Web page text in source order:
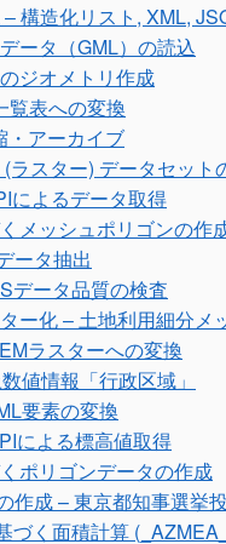
構造化リスト, XML,
ータ（GML）の読込
ジオメトリ作成
覧表への変換
・アーカイブ
ラスター) データセット
によるデータ取得
メッシュポリゴンの作
ータ抽出
データ品質の検査
ー化 – 土地利用細分メ
ラスターへの変換
値情報「行政区域」
要素の変換
による標高値取得
ポリゴンデータの作成
作成 – 東京都知事選挙
づく面積計算